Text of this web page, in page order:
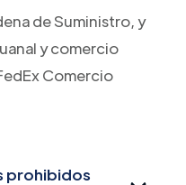
de Suministro, y
y comercio
Comercio
prohibidos